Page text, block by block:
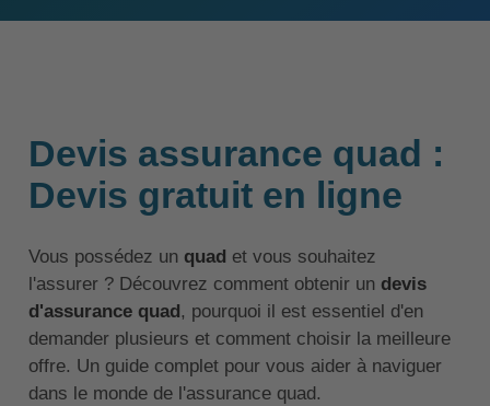
Devis assurance quad :
Devis gratuit en ligne
Vous possédez un quad et vous souhaitez
l'assurer ? Découvrez comment obtenir un devis
d'assurance quad, pourquoi il est essentiel d'en
demander plusieurs et comment choisir la meilleure
offre. Un guide complet pour vous aider à naviguer
dans le monde de l'assurance quad.